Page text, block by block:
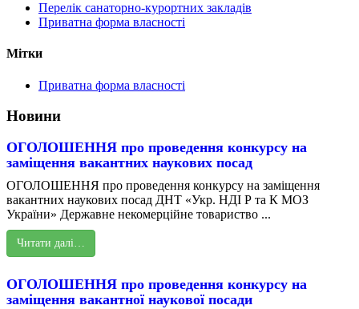
Перелік санаторно-курортних закладів
Приватна форма власності
Мітки
Приватна форма власності
Новини
ОГОЛОШЕННЯ про проведення конкурсу на
заміщення вакантних наукових посад
ОГОЛОШЕННЯ про проведення конкурсу на заміщення
вакантних наукових посад ДНТ «Укр. НДІ Р та К МОЗ
України» Державне некомерційне товариство ...
Читати далі…
ОГОЛОШЕННЯ про проведення конкурсу на
заміщення вакантної наукової посади